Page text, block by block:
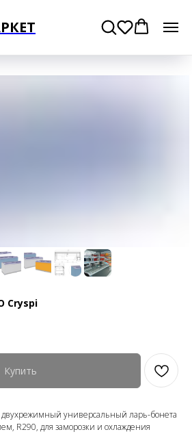
Cryspi
Купить
двухрежимный универсальный ларь-бонета
R290, для заморозки и охлаждения